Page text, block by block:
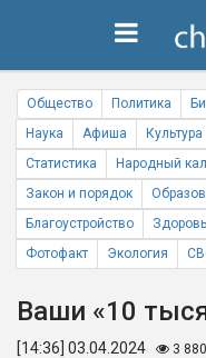
Общество Политика
Наука
Афиша Культура
Статистика
Народный
Закон и порядок
Благоустройство
Фотофакт
Экология
Ваши «10
[14:36] 03.04.2024 3 880